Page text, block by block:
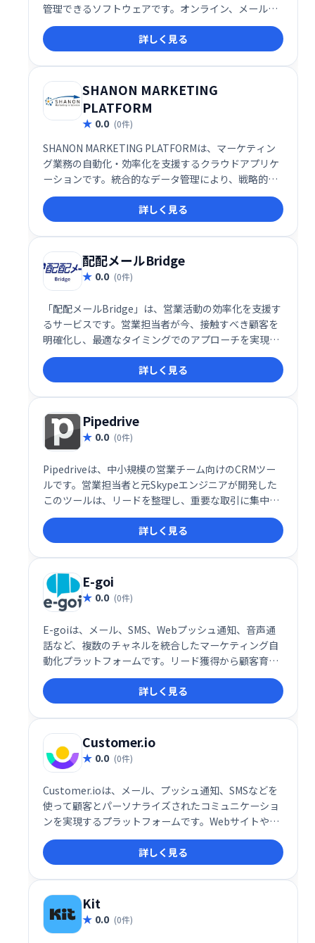
管理できるソフトウェアです。オンライン、メール、
アプリ内、SMSなど、マルチチャネルに対応し、リー
ドコンバージョン（見込み客獲得）を効率化します。
直感的な操作で、効果的なマーケティング戦略を実現
し、ビジネス成長を促進します。
詳しく見る
SHANON MARKETING
PLATFORM
0.0 (0件)
SHANON MARKETING PLATFORMは、マーケティン
グ業務の自動化・効率化を支援するクラウドアプリケ
ーションです。統合的なデータ管理により、戦略的な
コミュニケーションを実現し、効果的なマーケティン
グ戦略の立案と実行をサポートします。
詳しく見る
配配メールBridge
0.0 (0件)
「配配メールBridge」は、営業活動の効率化を支援す
るサービスです。営業担当者が今、接触すべき顧客を
明確化し、最適なタイミングでのアプローチを実現し
ます。シンプルな操作性と強力なインフラ、そして充
実したサポート体制で、営業活動をスムーズに進め、
成果最大化をサポートします。
詳しく見る
Pipedrive
0.0 (0件)
Pipedriveは、中小規模の営業チーム向けのCRMツー
ルです。営業担当者と元Skypeエンジニアが開発した
このツールは、リードを整理し、重要な取引に集中で
きるよう支援します。販売パイプラインを可視化し、
営業活動を効率化することで、売上向上に貢献しま
す。
詳しく見る
E-goi
0.0 (0件)
E-goiは、メール、SMS、Webプッシュ通知、音声通
話など、複数のチャネルを統合したマーケティング自
動化プラットフォームです。リード獲得から顧客育成
まで、あらゆるマーケティング活動を効率化し、顧客
ライフサイクル全体を最適化します。 単一のシステム
でキャンペーンを管理し、効果的なマルチチャネル戦
略を実現しましょう。
詳しく見る
Customer.io
0.0 (0件)
Customer.ioは、メール、プッシュ通知、SMSなどを
使って顧客とパーソナライズされたコミュニケーショ
ンを実現するプラットフォームです。Webサイトやア
プリと連携し、リアルタイムの行動データに基づいて
自動化されたメッセージ配信をトリガーします。顧客
エンゲージメントの向上とビジネス成長を促進しま
す。
詳しく見る
Kit
0.0 (0件)